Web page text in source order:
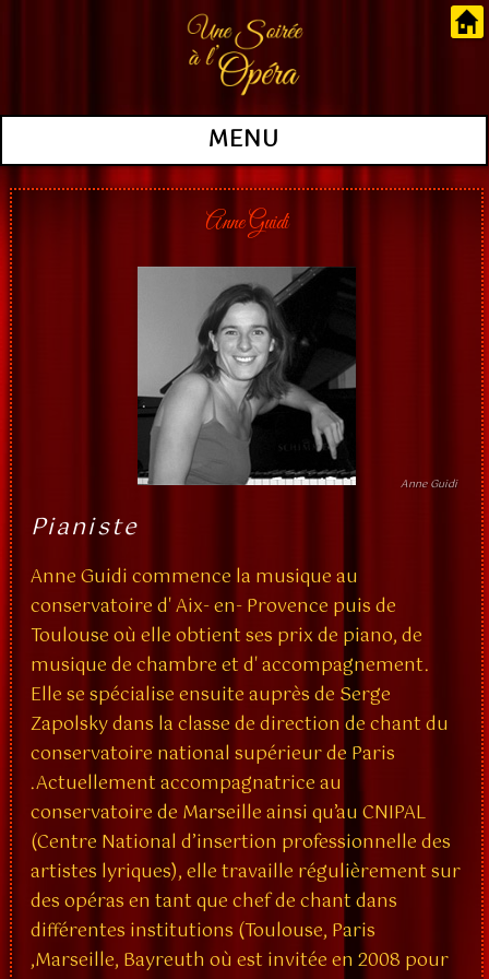
MENU
Anne Guidi
Anne Guidi
Pianiste
Anne Guidi commence la musique au
conservatoire d' Aix- en- Provence puis de
Toulouse où elle obtient ses prix de piano, de
musique de chambre et d' accompagnement.
Elle se spécialise ensuite auprès de Serge
Zapolsky dans la classe de direction de chant du
conservatoire national supérieur de Paris
.Actuellement accompagnatrice au
conservatoire de Marseille ainsi qu’au CNIPAL
(Centre National d’insertion professionnelle des
artistes lyriques), elle travaille régulièrement sur
des opéras en tant que chef de chant dans
différentes institutions (Toulouse, Paris
,Marseille, Bayreuth où est invitée en 2008 pour